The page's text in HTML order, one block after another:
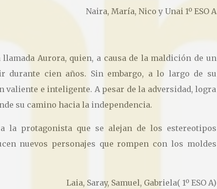
Naira, María, Nico y Unai 1º ESO A
Aurora, quien, a causa de la maldición de un
durante cien años. Sin embargo, a lo largo de su
valiente e inteligente. A pesar de la adversidad, logra
su camino hacia la independencia.
la protagonista que se alejan de los estereotipos
nuevos personajes que rompen con los moldes
Laia, Saray, Samuel, Gabriela( 1º ESO A)